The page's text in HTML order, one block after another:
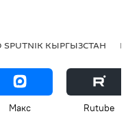
КЫРГЫЗСТАН
Макс Rutube